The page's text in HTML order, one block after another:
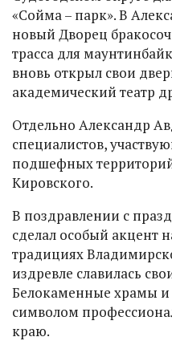
«Сойма – парк». В
новый Дворец
трасса для
вновь открыл свои
академический театр
Отдельно Александр
специалистов,
подшефных
Кировского.
В поздравлении с
сделал особый акцент
традициях
издревле славилась
Белокаменные храмы
символом
краю.